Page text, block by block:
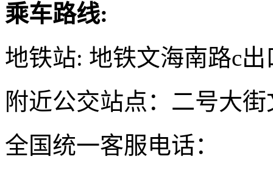
乘车路线:
地铁站: 地铁文海南路c出
附近公交站点：二号大
全国统一客服电话：